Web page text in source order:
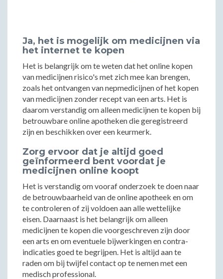
Ja, het is mogelijk om medicijnen via
het internet te kopen
Het is belangrijk om te weten dat het online kopen
van medicijnen risico's met zich mee kan brengen,
zoals het ontvangen van nepmedicijnen of het kopen
van medicijnen zonder recept van een arts. Het is
daarom verstandig om alleen medicijnen te kopen bij
betrouwbare online apotheken die geregistreerd
zijn en beschikken over een keurmerk.
Zorg ervoor dat je altijd goed
geïnformeerd bent voordat je
medicijnen online koopt
Het is verstandig om vooraf onderzoek te doen naar
de betrouwbaarheid van de online apotheek en om
te controleren of zij voldoen aan alle wettelijke
eisen. Daarnaast is het belangrijk om alleen
medicijnen te kopen die voorgeschreven zijn door
een arts en om eventuele bijwerkingen en contra-
indicaties goed te begrijpen. Het is altijd aan te
raden om bij twijfel contact op te nemen met een
medisch professional.